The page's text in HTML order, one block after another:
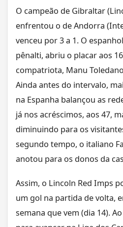
O campeão de Gibraltar
enfrentou o de Andorra
venceu por 3 a 1. O
pênalti, abriu o placar aos
compatriota, Manu
Ainda antes do intervalo,
na Espanha balançou as
já nos acréscimos, aos 47,
diminuindo para os
segundo tempo, o italiano
anotou para os donos da
Assim, o Lincoln Red Imps
um gol na partida de volta,
semana que vem (dia 14).